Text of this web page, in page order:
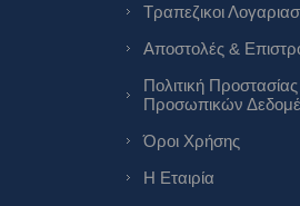
Τραπεζικοι
Αποστολές &
Πολιτική Προστασίας
Προσωπικών
Όροι Χρήσης
Η Εταιρία